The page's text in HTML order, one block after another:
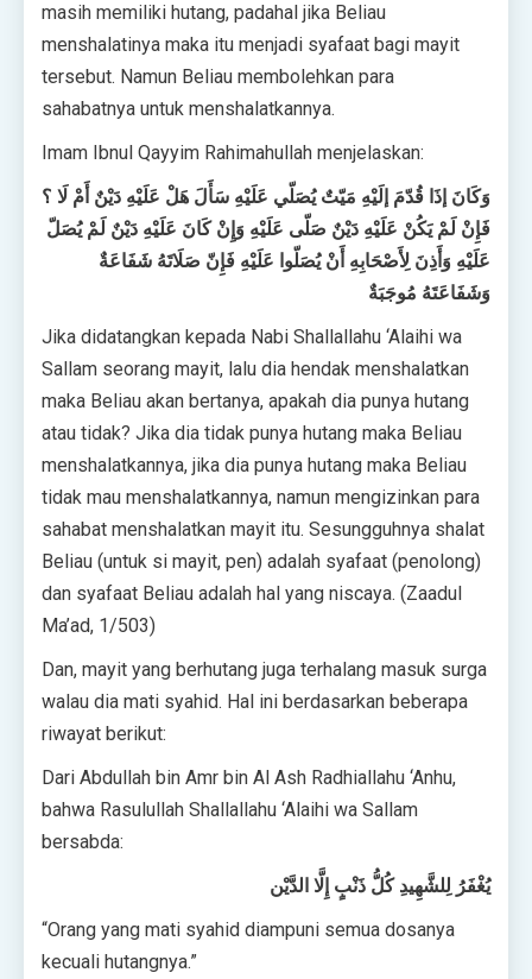
masih memiliki hutang, padahal jika Beliau
menshalatinya maka itu menjadi syafaat bagi mayit
tersebut. Namun Beliau membolehkan para
sahabatnya untuk menshalatkannya.
Imam Ibnul Qayyim Rahimahullah menjelaskan:
وَكَانَ إذَا قُدّمَ إلَيْهِ مَيّتٌ يُصَلّي عَلَيْهِ سَأَلَ هَلْ عَلَيْهِ دَيْنٌ أَمْ لَا ؟
فَإِنْ لَمْ يَكُنْ عَلَيْهِ دَيْنٌ صَلّى عَلَيْهِ وَإِنْ كَانَ عَلَيْهِ دَيْنٌ لَمْ يُصَلّ
عَلَيْهِ وَأَذِنَ لِأَصْحَابِهِ أَنْ يُصَلّوا عَلَيْهِ فَإِنّ صَلَاتَهُ شَفَاعَةٌ
وَشَفَاعَتَهُ مُوجَبَةٌ
Jika didatangkan kepada Nabi Shallallahu ‘Alaihi wa
Sallam seorang mayit, lalu dia hendak menshalatkan
maka Beliau akan bertanya, apakah dia punya hutang
atau tidak? Jika dia tidak punya hutang maka Beliau
menshalatkannya, jika dia punya hutang maka Beliau
tidak mau menshalatkannya, namun mengizinkan para
sahabat menshalatkan mayit itu. Sesungguhnya shalat
Beliau (untuk si mayit, pen) adalah syafaat (penolong)
dan syafaat Beliau adalah hal yang niscaya. (Zaadul
Ma’ad, 1/503)
Dan, mayit yang berhutang juga terhalang masuk surga
walau dia mati syahid. Hal ini berdasarkan beberapa
riwayat berikut:
Dari Abdullah bin Amr bin Al Ash Radhiallahu ‘Anhu,
bahwa Rasulullah Shallallahu ‘Alaihi wa Sallam
bersabda:
يُغْفَرُ لِلشَّهِيدِ كُلُّ ذَنْبٍ إِلَّا الدَّيْن
“Orang yang mati syahid diampuni semua dosanya
kecuali hutangnya.”